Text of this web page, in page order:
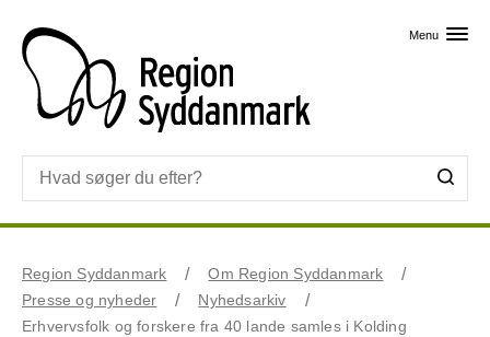
Menu
Region Syddanmark
Om Region Syddanmark
Presse og nyheder
Nyhedsarkiv
Erhvervsfolk og forskere fra 40 lande samles i Kolding